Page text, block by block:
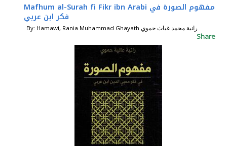
Mafhum al-Surah fi Fikr ibn Arabi مفهوم الصورة في
فكر ابن عربي
By: Hamawi, Rania Muhammad Ghayath رانية محمد غياث حموي
Share